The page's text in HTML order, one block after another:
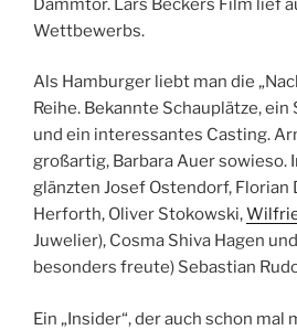
Dammtor. Lars Beckers Film lief
Wettbewerbs.
Als Hamburger liebt man die
Reihe. Bekannte Schauplätze,
und ein interessantes Casting.
großartig, Barbara Auer sowieso.
glänzten Josef Ostendorf, Florian
Herforth, Oliver Stokowski,
Juwelier), Cosma Shiva Hagen
besonders freute) Sebastian
Ein „Insider“, der auch schon mal